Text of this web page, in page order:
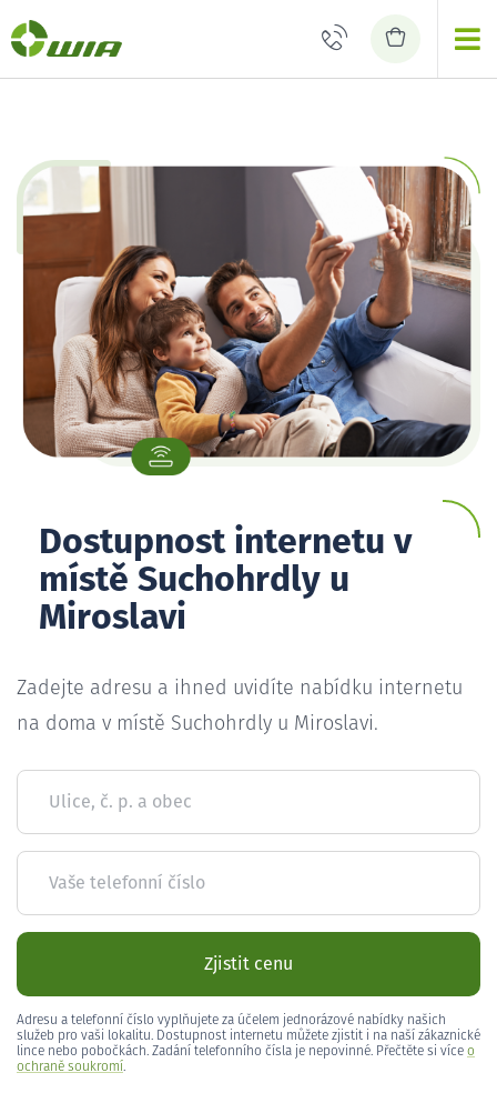
Dostupnost internetu v
místě Suchohrdly u
Miroslavi
Zadejte adresu a ihned uvidíte nabídku internetu
na doma v místě Suchohrdly u Miroslavi.
Ulice, č. p. a obec
Vaše telefonní číslo
Zjistit cenu
Adresu a telefonní číslo vyplňujete za účelem jednorázové nabídky našich
služeb pro vaši lokalitu. Dostupnost internetu můžete zjistit i na naší zákaznické
lince nebo pobočkách. Zadání telefonního čísla je nepovinné. Přečtěte si více o
ochraně soukromí.